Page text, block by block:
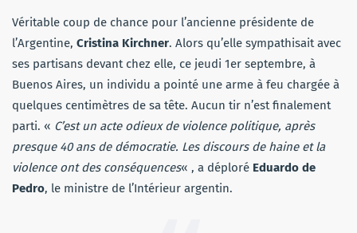
Véritable coup de chance pour l’ancienne présidente de
l’Argentine, Cristina Kirchner. Alors qu’elle sympathisait avec
ses partisans devant chez elle, ce jeudi 1er septembre, à
Buenos Aires, un individu a pointé une arme à feu chargée à
quelques centimètres de sa tête. Aucun tir n’est finalement
parti. « C’est un acte odieux de violence politique, après
presque 40 ans de démocratie. Les discours de haine et la
violence ont des conséquences« , a déploré Eduardo de
Pedro, le ministre de l’Intérieur argentin.